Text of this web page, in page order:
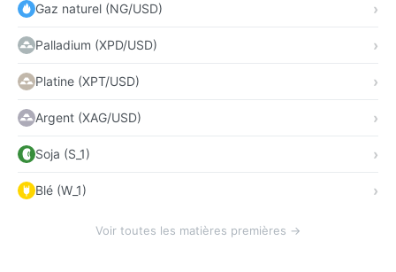
Gaz naturel (NG/USD)
Palladium (XPD/USD)
Platine (XPT/USD)
Argent (XAG/USD)
Soja (S_1)
Blé (W_1)
Voir toutes les matières premières →